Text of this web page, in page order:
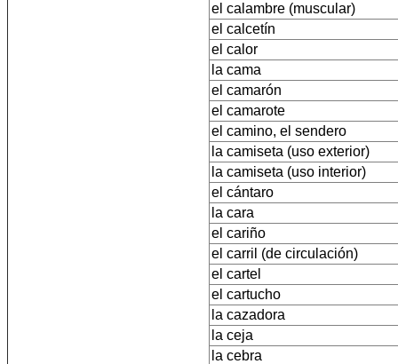
el calambre (muscular)
el calcetín
el calor
la cama
el camarón
el camarote
el camino, el sendero
la camiseta (uso exterior)
la camiseta (uso interior)
el cántaro
la cara
el cariño
el carril (de circulación)
el cartel
el cartucho
la cazadora
la ceja
la cebra